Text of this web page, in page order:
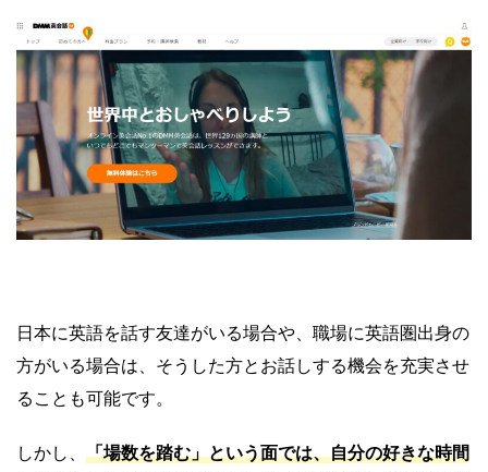
日本に英語を話す友達がいる場合や、職場に英語圏出身の
方がいる場合は、そうした方とお話しする機会を充実させ
ることも可能です。
しかし、 「場数を踏む」という面では、自分の好きな時間